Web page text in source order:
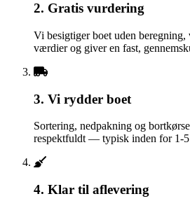
2. Gratis vurdering
Vi besigtiger boet uden beregning,
værdier og giver en fast,
3. Vi rydder boet
Sortering, nedpakning og
respektfuldt — typisk inden for 1-5
4. Klar til aflevering